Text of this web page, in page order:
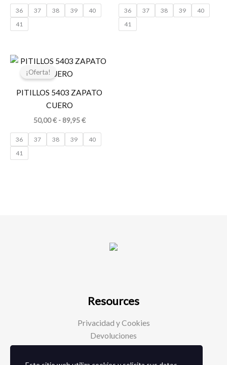
36 37 38 39
40
41
36 37 38 39
40
41
¡Oferta!
PITILLOS 5403 ZAPATO
CUERO
50,00€ - 89,95€
Rango
50,00 €
36 37 38 39
40
41
Resources
Privacidad y Cookies
Devoluciones